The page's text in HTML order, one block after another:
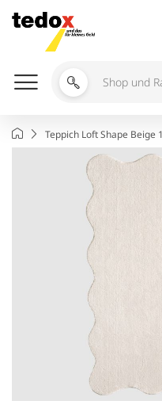
Inhalt
springen
Shop
Ratgeber
durchsuchen
StartseiteTeppich Loft Shape Beige